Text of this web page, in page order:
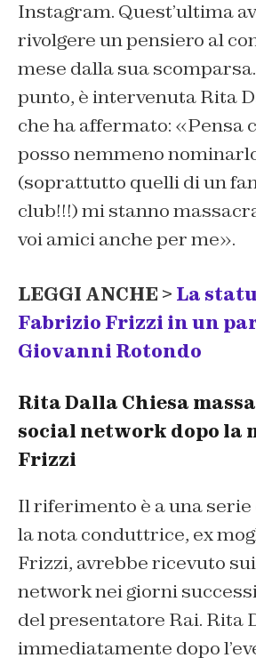
Instagram. Quest’ultima
rivolgere un pensiero al
mese dalla sua
punto, è intervenuta Rita
che ha affermato: «Pensa
posso nemmeno
(soprattutto quelli di un
club!!!) mi stanno
voi amici anche per me».
LEGGI ANCHE > La
Fabrizio Frizzi in un
Giovanni Rotondo
Rita Dalla Chiesa
social network dopo la
Frizzi
Il riferimento è a una serie
la nota conduttrice, ex
Frizzi, avrebbe ricevuto
network nei giorni
del presentatore Rai. Rita
immediatamente dopo